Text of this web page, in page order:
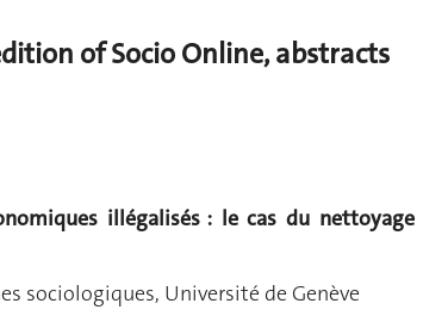
of Socio Online, abstracts
illégalisés : le cas du nettoyage
sociologiques, Université de Genève